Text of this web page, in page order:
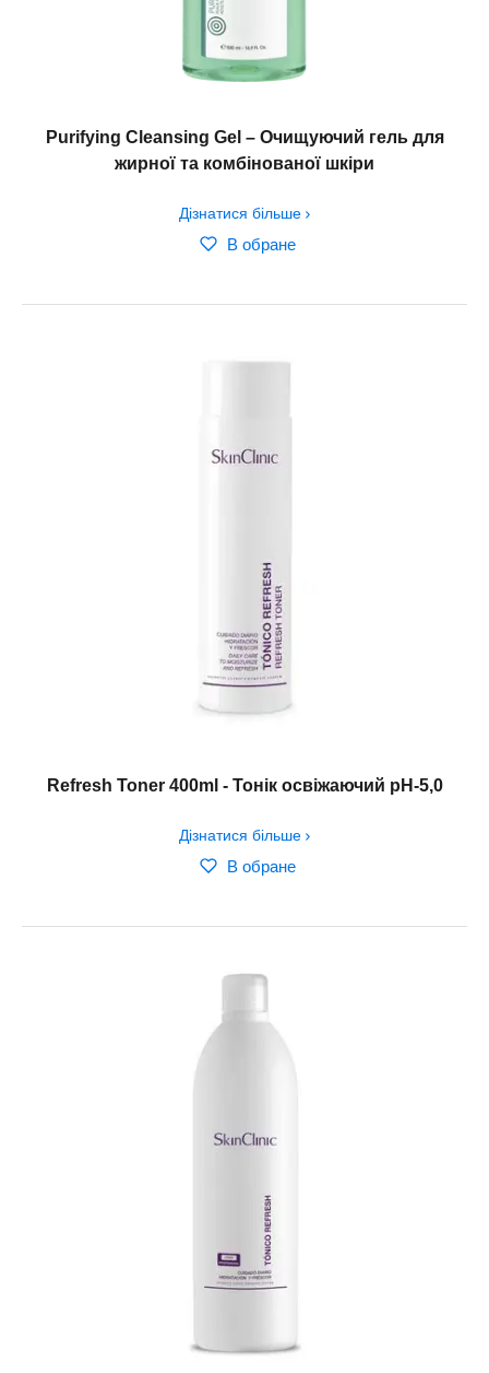
Purifying Cleansing Gel – Очищуючий гель для
жирної та комбінованої шкіри
Дізнатися більше
В обране
Refresh Toner 400ml - Тонік освіжаючий рН-5,0
Дізнатися більше
В обране